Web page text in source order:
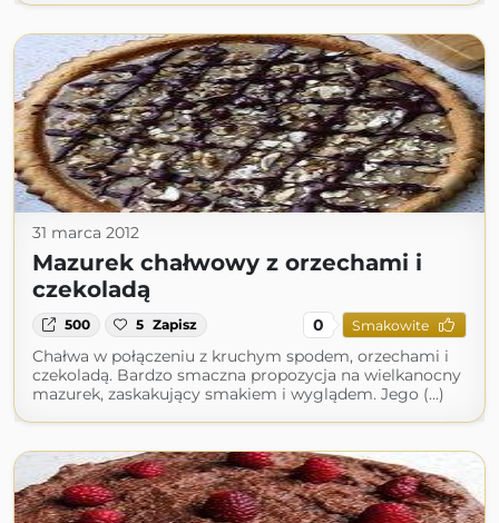
31 marca 2012
Mazurek chałwowy z orzechami i
czekoladą
500 5 Zapisz 0 Smakowite
Chałwa w połączeniu z kruchym spodem, orzechami i
czekoladą. Bardzo smaczna propozycja na wielkanocny
mazurek, zaskakujący smakiem i wyglądem. Jego (...)